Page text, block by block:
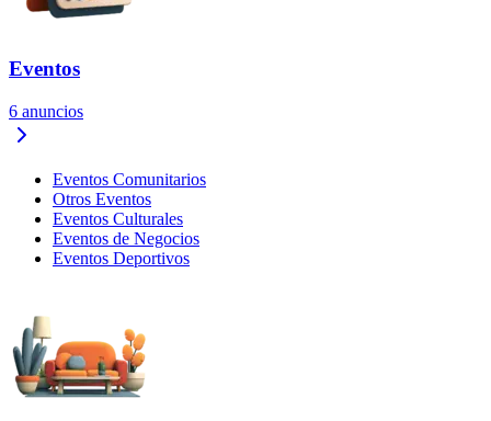
Eventos
6 anuncios
Eventos Comunitarios
Otros Eventos
Eventos Culturales
Eventos de Negocios
Eventos Deportivos